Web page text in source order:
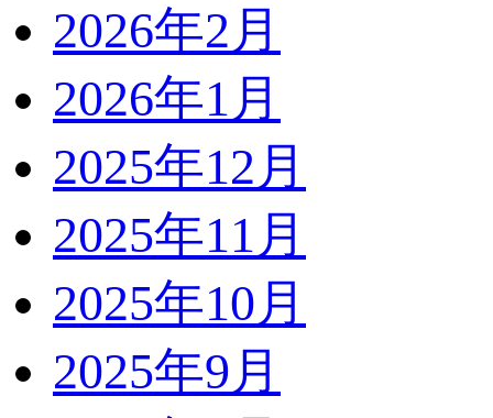
2026年2月
2026年1月
2025年12月
2025年11月
2025年10月
2025年9月